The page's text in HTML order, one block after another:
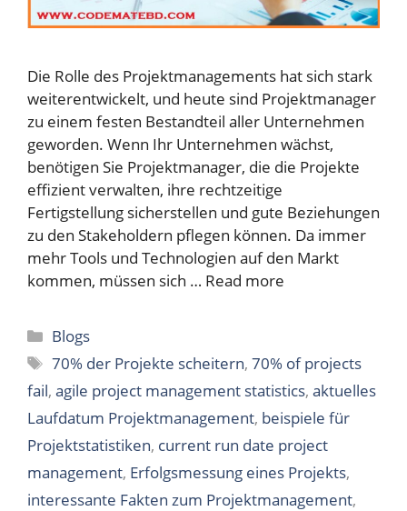
Die Rolle des Projektmanagements hat sich stark
weiterentwickelt, und heute sind Projektmanager
zu einem festen Bestandteil aller Unternehmen
geworden. Wenn Ihr Unternehmen wächst,
benötigen Sie Projektmanager, die die Projekte
effizient verwalten, ihre rechtzeitige
Fertigstellung sicherstellen und gute Beziehungen
zu den Stakeholdern pflegen können. Da immer
mehr Tools und Technologien auf den Markt
kommen, müssen sich … Read more
Categories
Blogs
Tags
70% der Projekte scheitern,70% of projects
fail, agile project management statistics, aktuelles
Laufdatum Projektmanagement, beispiele für
Projektstatistiken, current run date project
management, Erfolgsmessung eines Projekts,
interessante Fakten zum Projektmanagement,